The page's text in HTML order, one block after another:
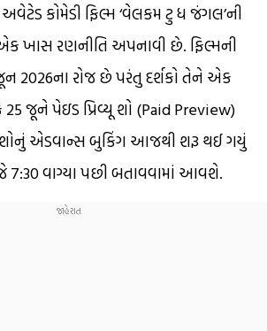
કોમેડી ફિલ્મ ‘વેલકમ ટુ ધ જંગલ’ની
ખાસ રણનીતિ અપનાવી છે. ફિલ્મની
2026ના રોજ છે પરંતુ દર્શકો તેને એક
જૂને પેઇડ પ્રિવ્યૂ શો (Paid Preview)
શોનું એડવાન્સ બુકિંગ આજથી શરૂ થઈ ગયું
વાગ્યા પછી બતાવવામાં આવશે.